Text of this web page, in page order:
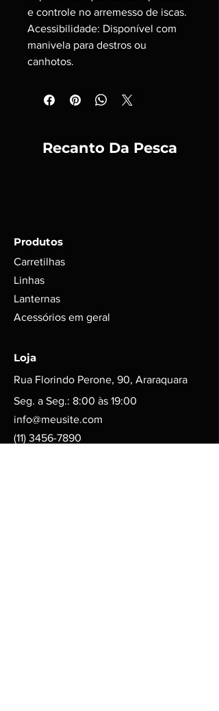
e controle no arremesso de iscas.
Acessibilidade: Disponível com
manivela para destros ou
canhotos.
Recanto Da Pesca
Produtos
Carretilhas
Linhas
Lanternas
Acessórios em geral
Loja
Rua Florindo Perone, 90, Araraquara
Seg. a Seg.: 8:00 às 19:00
info@meusite.com
(11) 3456-7890